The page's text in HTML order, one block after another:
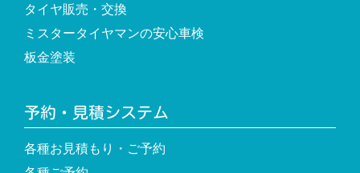
タイヤ販売・交換
ミスタータイヤマンの安心車検
板金塗装
予約・見積システム
各種お見積もり・ご予約